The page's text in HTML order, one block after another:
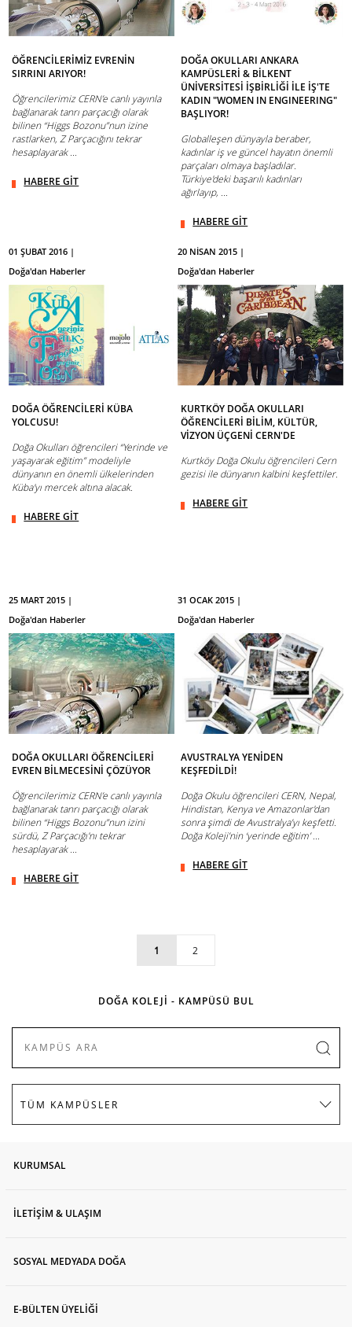
ÖĞRENCİLERİMİZ EVRENİN
SIRRINI ARIYOR!
Öğrencilerimiz CERN’e canlı yayınla
bağlanarak tanrı parçacığı olarak
bilinen “Higgs Bozonu”nun izine
rastlarken, Z Parçacığını tekrar
hesaplayarak ...
HABERE GİT
DOĞA OKULLARI ANKARA
KAMPÜSLERİ & BİLKENT
ÜNİVERSİTESİ İŞBİRLİĞİ İLE İŞ'TE
KADIN "WOMEN IN ENGINEERING"
BAŞLIYOR!
Globalleşen dünyayla beraber,
kadınlar iş ve güncel hayatın önemli
parçaları olmaya başladılar.
Türkiye'deki başarılı kadınları
ağırlayıp, ...
HABERE GİT
01 ŞUBAT 2016 |
Doğa'dan Haberler
DOĞA ÖĞRENCİLERİ KÜBA
YOLCUSU!
Doğa Okulları öğrencileri “Yerinde ve
yaşayarak eğitim” modeliyle
dünyanın en önemli ülkelerinden
Küba'yı mercek altına alacak.
HABERE GİT
20 NİSAN 2015 |
Doğa'dan Haberler
KURTKÖY DOĞA OKULLARI
ÖĞRENCİLERİ BİLİM, KÜLTÜR,
VİZYON ÜÇGENİ CERN'DE
Kurtköy Doğa Okulu öğrencileri Cern
gezisi ile dünyanın kalbini keşfettiler.
HABERE GİT
25 MART 2015 |
Doğa'dan Haberler
DOĞA OKULLARI ÖĞRENCİLERİ
EVREN BİLMECESİNİ ÇÖZÜYOR
Öğrencilerimiz CERN’e canlı yayınla
bağlanarak tanrı parçacığı olarak
bilinen “Higgs Bozonu”nun izini
sürdü, Z Parçacığı'nı tekrar
hesaplayarak ...
HABERE GİT
31 OCAK 2015 |
Doğa'dan Haberler
AVUSTRALYA YENİDEN
KEŞFEDİLDİ!
Doğa Okulu öğrencileri CERN, Nepal,
Hindistan, Kenya ve Amazonlar'dan
sonra şimdi de Avustralya’yı keşfetti.
Doğa Koleji’nin ‘yerinde eğitim’ ...
HABERE GİT
1 2
DOĞA KOLEJİ - KAMPÜSÜ BUL
KURUMSAL
İLETİŞİM & ULAŞIM
SOSYAL MEDYADA DOĞA
E-BÜLTEN ÜYELİĞİ